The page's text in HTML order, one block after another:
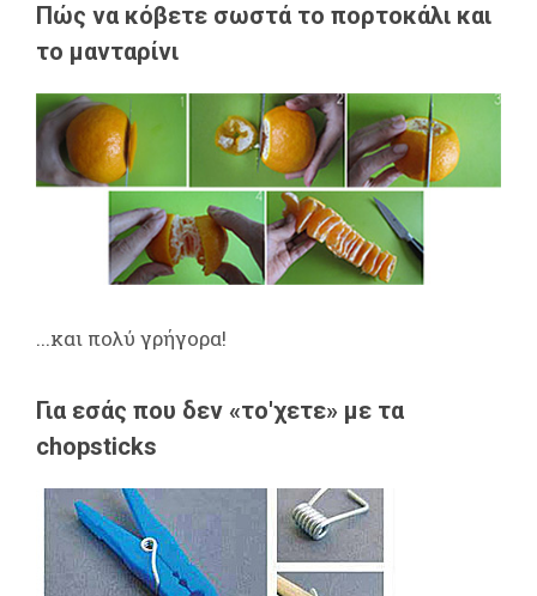
Πώς να κόβετε σωστά το πορτοκάλι και
το μανταρίνι
...και πολύ γρήγορα!
Για εσάς που δεν «το'χετε» με τα
chopsticks